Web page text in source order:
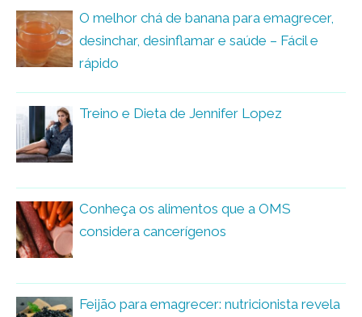
O melhor chá de banana para emagrecer,
desinchar, desinflamar e saúde – Fácil e
rápido
Treino e Dieta de Jennifer Lopez
Conheça os alimentos que a OMS
considera cancerígenos
Feijão para emagrecer: nutricionista revela